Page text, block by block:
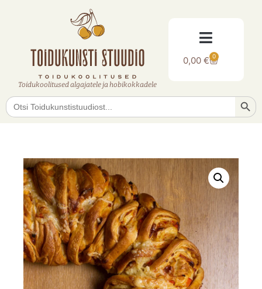
Toidukoolitused algajatele ja hobikokkadele
0,00€ 0
Search
for: